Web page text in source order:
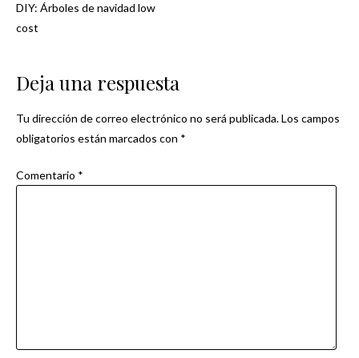
Navegación
DIY: Árboles de navidad low
cost
Deja una respuesta
Tu dirección de correo electrónico no será publicada.Los campos
obligatorios están marcados con *
Comentario *